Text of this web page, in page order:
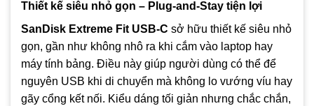
Thiết kế siêu nhỏ gọn – Plug-and-Stay tiện lợi
SanDisk Extreme Fit USB-C sở hữu thiết kế siêu nhỏ
gọn, gần như không nhô ra khi cắm vào laptop hay
máy tính bảng. Điều này giúp người dùng có thể để
nguyên USB khi di chuyển mà không lo vướng víu hay
gãy cổng kết nối. Kiểu dáng tối giản nhưng chắc chắn,